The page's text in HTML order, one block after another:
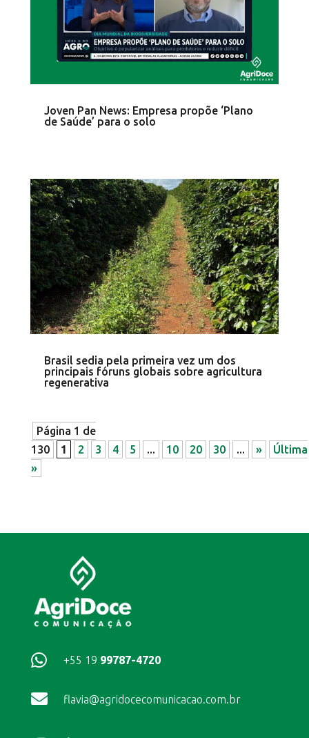
Joven Pan News: Empresa propõe ‘Plano
de Saúde’ para o solo
Brasil sedia pela primeira vez um dos
principais fóruns globais sobre agricultura
regenerativa
Página 1 de
130
1 2 3 4 5 ... 10 20 30 ... »
Última
»
 +55 19 99787-4720
 flavia@agridocecomunicacao.com.br